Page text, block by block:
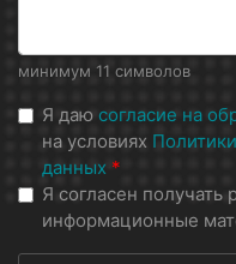
минимум 11 символов
Я даю согласие на
на условиях
данных *
Я согласен получать
информационные